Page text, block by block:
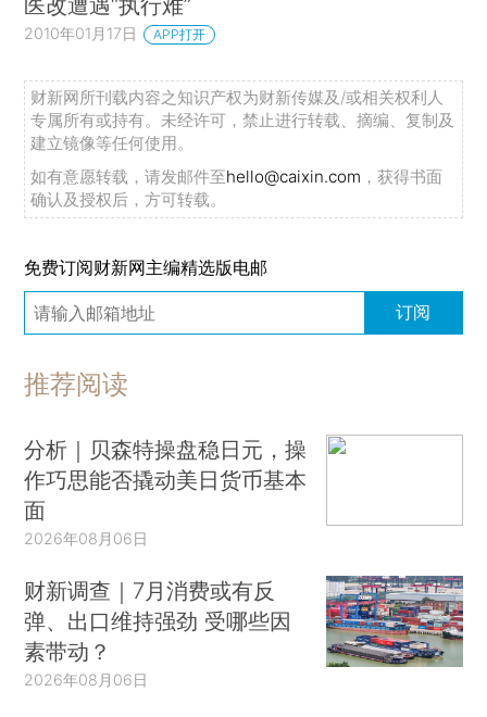
2010年01月17日 APP打开
财新网所刊载内容之知识产权为财新传媒及/或相关权利人
专属所有或持有。未经许可，禁止进行转载、摘编、复制及
建立镜像等任何使用。
如有意愿转载，请发邮件至hello@caixin.com ，获得书面
确认及授权后，方可转载。
免费订阅财新网主编精选版电邮
订阅
推荐阅读
分析｜贝森特操盘稳日元，操
作巧思能否撬动美日货币基本
面
2026年08月06日
财新调查｜7月消费或有反
弹、出口维持强劲 受哪些因
素带动？
2026年08月06日